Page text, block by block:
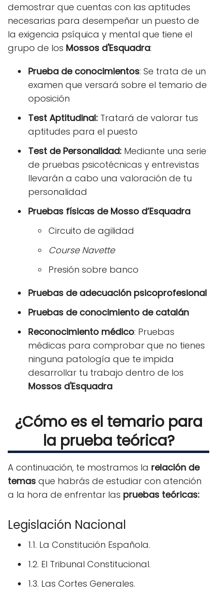
demostrar que cuentas con las aptitudes
necesarias para desempeñar un puesto de
la exigencia psíquica y mental que tiene el
grupo de los Mossos d'Esquadra:
Prueba de conocimientos: Se trata de un
examen que versará sobre el temario de
oposición
Test Aptitudinal: Tratará de valorar tus
aptitudes para el puesto
Test de Personalidad: Mediante una serie
de pruebas psicotécnicas y entrevistas
llevarán a cabo una valoración de tu
personalidad
Pruebas físicas de Mosso d’Esquadra
Circuito de agilidad
Course Navette
Presión sobre banco
Pruebas de adecuación psicoprofesional
Pruebas de conocimiento de catalán
Reconocimiento médico: Pruebas
médicas para comprobar que no tienes
ninguna patología que te impida
desarrollar tu trabajo dentro de los
Mossos d'Esquadra
¿Cómo es el temario para
la prueba teórica?
A continuación, te mostramos la relación de
temas que habrás de estudiar con atención
a la hora de enfrentar las pruebas teóricas:
Legislación Nacional
1.1. La Constitución Española.
1.2. El Tribunal Constitucional.
1.3. Las Cortes Generales.